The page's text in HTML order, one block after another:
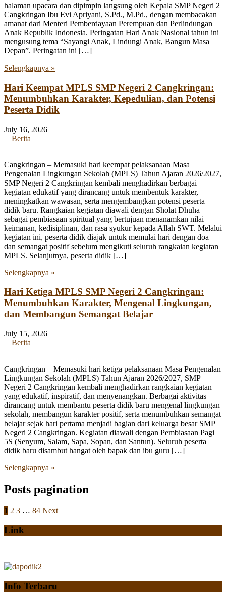
halaman upacara dan dipimpin langsung oleh Kepala SMP Negeri 2
Cangkringan Ibu Evi Apriyani, S.Pd., M.Pd., dengan membacakan
amanat dari Menteri Pemberdayaan Perempuan dan Perlindungan
Anak Republik Indonesia. Peringatan Hari Anak Nasional tahun ini
mengusung tema “Sayangi Anak, Lindungi Anak, Bangun Masa
Depan”. Peringatan ini […]
Selengkapnya »
Hari Keempat MPLS SMP Negeri 2 Cangkringan:
Menumbuhkan Karakter, Kepedulian, dan Potensi
Peserta Didik
July 16, 2026
| Berita
Cangkringan – Memasuki hari keempat pelaksanaan Masa
Pengenalan Lingkungan Sekolah (MPLS) Tahun Ajaran 2026/2027,
SMP Negeri 2 Cangkringan kembali menghadirkan berbagai
kegiatan edukatif yang dirancang untuk membentuk karakter,
meningkatkan wawasan, serta mengembangkan potensi peserta
didik baru. Rangkaian kegiatan diawali dengan Sholat Dhuha
sebagai pembiasaan spiritual yang bertujuan menanamkan nilai
keimanan, kedisiplinan, dan rasa syukur kepada Allah SWT. Melalui
kegiatan ini, peserta didik diajak untuk memulai hari dengan doa
dan semangat positif sebelum mengikuti seluruh rangkaian kegiatan
MPLS. Selanjutnya, peserta didik […]
Selengkapnya »
Hari Ketiga MPLS SMP Negeri 2 Cangkringan:
Menumbuhkan Karakter, Mengenal Lingkungan,
dan Membangun Semangat Belajar
July 15, 2026
| Berita
Cangkringan – Memasuki hari ketiga pelaksanaan Masa Pengenalan
Lingkungan Sekolah (MPLS) Tahun Ajaran 2026/2027, SMP
Negeri 2 Cangkringan kembali menghadirkan rangkaian kegiatan
yang edukatif, inspiratif, dan menyenangkan. Berbagai aktivitas
dirancang untuk membantu peserta didik baru mengenal lingkungan
sekolah, membangun karakter positif, serta menumbuhkan semangat
belajar sejak hari pertama menjadi bagian dari keluarga besar SMP
Negeri 2 Cangkringan. Kegiatan diawali dengan Pembiasaan Pagi
5S (Senyum, Salam, Sapa, Sopan, dan Santun). Seluruh peserta
didik baru disambut hangat oleh bapak dan ibu guru […]
Selengkapnya »
Posts pagination
1 2 3 … 84 Next
Link
Info Terbaru